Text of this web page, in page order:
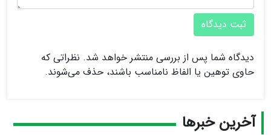
ثبت دیدگاه
دیدگاه شما پس از بررسی منتشر خواهد شد. نظراتی که
حاوی توهین یا الفاظ نامناسب باشند، حذف می‌شوند.
آخرین خبرها